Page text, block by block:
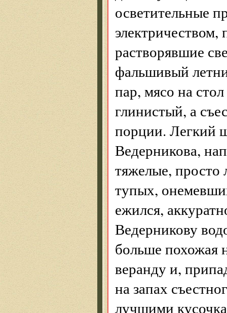
осветительные
растворявшие
фальшивый
пар, мясо на
глинистый, а
порции. Легкий
Ведерникова,
тяжелые, просто
тупых,
ежился,
Ведерникову
больше похожая
веранду и,
на запах
лучшими